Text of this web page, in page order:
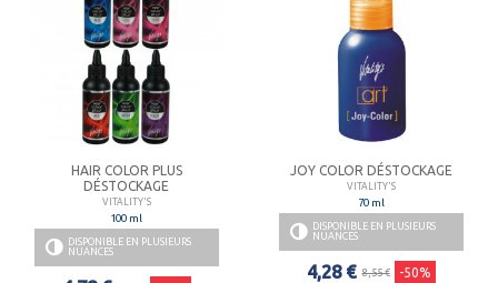
HAIR COLOR PLUS
DÉSTOCKAGE
VITALITY'S
100 ml
DISPONIBLE EN PLUSIEURS
NUANCES
JOY COLOR DÉSTOCKAGE
VITALITY'S
70 ml
DISPONIBLE EN PLUSIEURS
NUANCES
4,28 € 8,55 € -50%